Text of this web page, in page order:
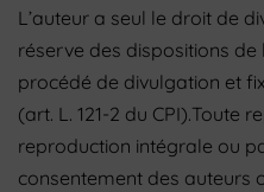
L’auteur a seul le droit de
réserve des dispositions de
procédé de divulgation et
(art. L. 121-2 du CPI).Toute
reproduction intégrale ou
consentement des auteurs